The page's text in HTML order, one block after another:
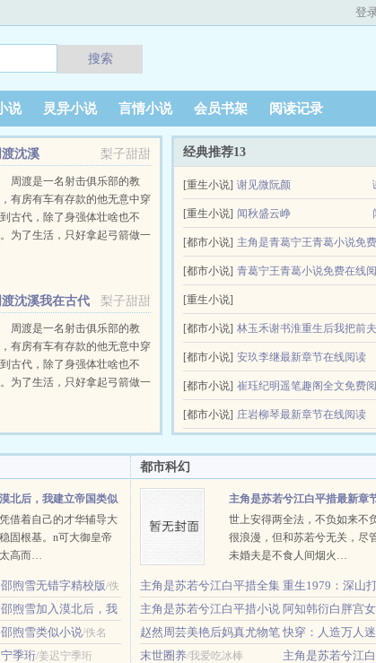
登
搜索
说 灵异小说 言情小说 会员书架 阅读记录
梨子甜甜
渡沈溪
周渡是一名射击俱乐部的教
有房有车有存款的他无意中穿
古代，除了身强体壮啥也不
为了生活，只好拿起弓箭做一
着山下的寥寥炊烟，以及那...
梨子甜甜
渡沈溪我在古代
猎户小说免费在线阅读
周渡是一名射击俱乐部的教
有房有车有存款的他无意中穿
古代，除了身强体壮啥也不
为了生活，只好拿起弓箭做一
兔，不会做（失望）第三天周
着山下的寥寥炊烟，以及那...
经典推荐13
[重生小说] 谢见微阮颜
[重生小说] 闻秋盛云峥
[都市小说] 主角是青葛宁王青葛小说免
[都市小说] 青葛宁王青葛小说免费在线
[重生小说]
李臻邵煦雪加入漠北后，我建立帝国类
[都市小说] 林玉禾谢书淮重生后我把前
[都市小说] 安玖李继最新章节在线阅读
[都市小说] 崔珏纪明遥笔趣阁全文免费
[都市小说] 庄岩柳琴最新章节在线阅读
北后，我建立帝国类似
借着自己的才华辅导大
固根基。n可大御皇帝
高而…
煦雪无错字精校版/佚
煦雪加入漠北后，我
国番外/佚名
煦雪类似小说/佚名
季珩/姜迟宁季珩
都市科幻
主角是苏若兮江白平措最新章
世上安得两全法，不负如来不
很浪漫，但和苏若兮无关，尽
未婚夫是不食人间烟火…
主角是苏若兮江白平措全集
在线阅读/白团子
重生1979：深山
老婆/东山起
主角是苏若兮江白平措小说
在线阅读/白团子
阿知韩衍白胖宫
银娇
赵然周芸美艳后妈真尤物笔
趣阁/李清狂
快穿：人造万人
柳青鸦色寒
末世圈养/我爱吃冰棒
主角是苏若兮江